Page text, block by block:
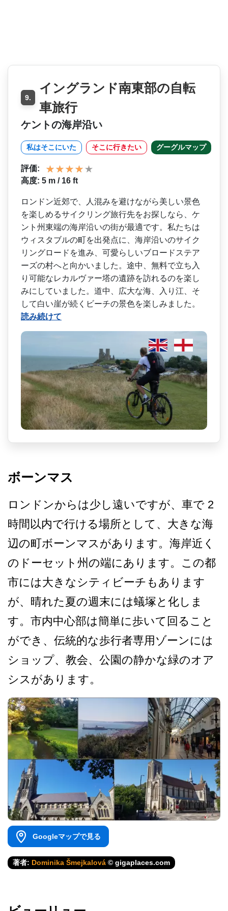
9.
イングランド南東部の自転
車旅行
ケントの海岸沿い
私はそこにいた そこに行きたい グーグルマップ
評価:
高度: 5 m / 16 ft
ロンドン近郊で、人混みを避­けながら美しい景色
を楽しめるサイクリング旅行先を­お探しなら、ケ
ント州東端の海岸沿いの街が最適です­。私たちは
ウィスタブルの町を出発点に、海岸沿いの­サイク
リングロードを進み、可愛らしいブロードステ­ア
ーズの村へと向かいました。途中、無料で立ち入
り­可能なレカルヴァー塔の遺跡を訪れるのを楽し
みにし­ていました。道中、広大な海、入り江、そ
して白い崖­が続くビーチの景色を楽しみました。
読み続けて
ボーンマス
ロンドンからは少し遠いですが、車で 2
時間以内で行ける場所として­、大きな海
辺の町ボーンマスがあります。海岸近く
の­ドーセット州の端にあります。この都
市には大きなシ­ティビーチもあります
が、晴れた夏の週末には蟻塚と­化しま
す。市内中心部は簡単に歩いて回ること
ができ­、伝統的な歩行者専用ゾーンには
ショップ、教会、公­園の静かな緑のオア
シスがあります。
Googleマップで見る
著者: Dominika Šmejkalová © gigaplaces.com